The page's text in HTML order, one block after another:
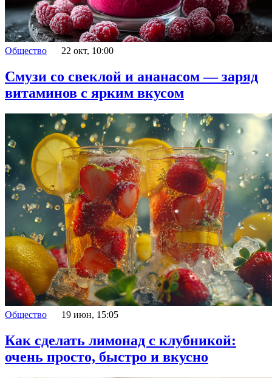
Общество 22 окт, 10:00
Смузи со свеклой и ананасом — заряд
витаминов с ярким вкусом
Общество 19 июн, 15:05
Как сделать лимонад с клубникой:
очень просто, быстро и вкусно